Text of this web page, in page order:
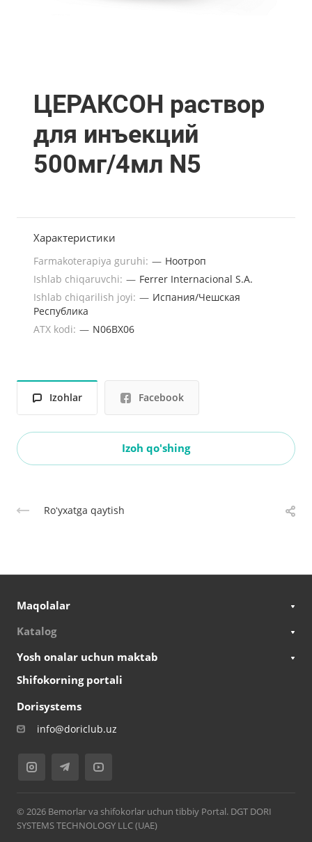
ЦЕРАКСОН раствор
для инъекций
500мг/4мл N5
Характеристики
Farmakoterapiya guruhi: — Ноотроп
Ishlab chiqaruvchi: — Ferrer Internacional S.A.
Ishlab chiqarilish joyi: — Испания/Чешская
Республика
ATX kodi: — N06BX06
Izohlar Facebook
Izoh qo'shing
Roʻyxatga qaytish
Maqolalar
Katalog
Yosh onalar uchun maktab
Shifokorning portali
Dorisystems
info@doriclub.uz
© 2026 Bemorlar va shifokorlar uchun tibbiy Portal. DGT DORI
SYSTEMS TECHNOLOGY LLC (UAE)